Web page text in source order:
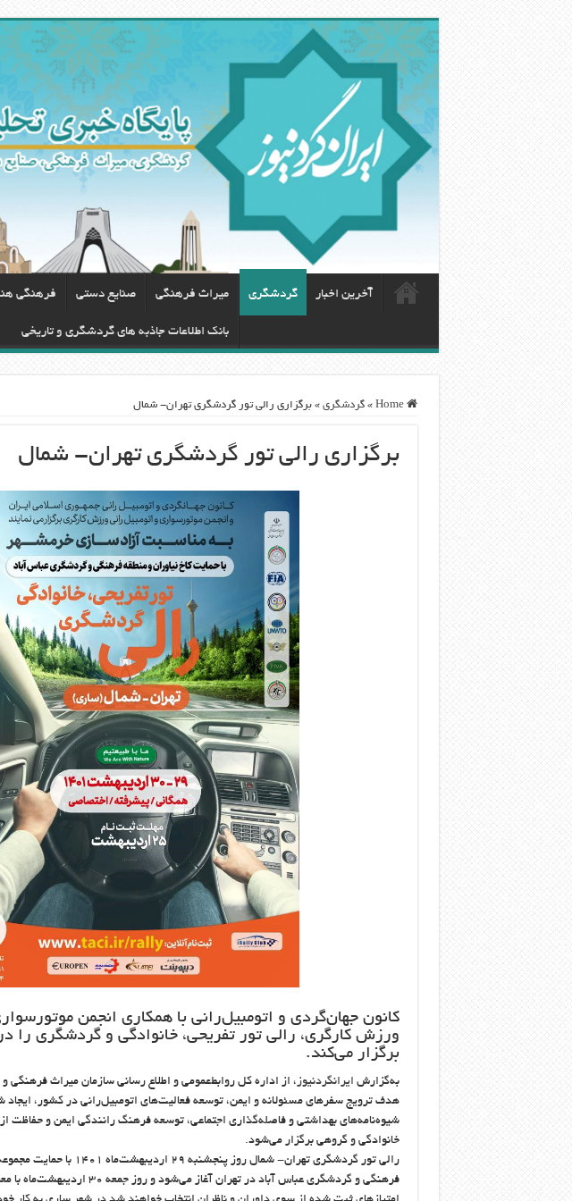
آخرین اخبار گردشگری ميراث فرهنگی صنایع دستی فرهنگی
بانک اطلاعات جاذبه های گردشگری و تاریخی
Home
» گردشگری » برگزاری رالی تور گردشگری تهران- شمال
برگزاری رالی تور گردشگری تهران- شمال
کانون جهان‌گردی و اتومبیل‌رانی با همکاری انجمن
ورزش کارگری، رالی تور تفریحی، خانوادگی و گردشگری را
برگزار می‌کند.
به‌گزارش ایرانگردنیوز، از اداره کل روابط‌عمومی و اطلاع رسانی سازمان میراث فرهنگی
هدف ترویج سفرهای مسئولانه و ایمن، توسعه فعالیت‌های اتومبیل‌رانی در کشور،
شیوه‌نامه‌های بهداشتی و فاصله‌گذاری اجتماعی، توسعه فرهنگ رانندگی ایمن و حفاظت
خانوادگی و گروهی برگزار می‌شود.
رالی تور گردشگری تهران- شمال روز
فرهنگی و گردشگری عباس آباد در تهران